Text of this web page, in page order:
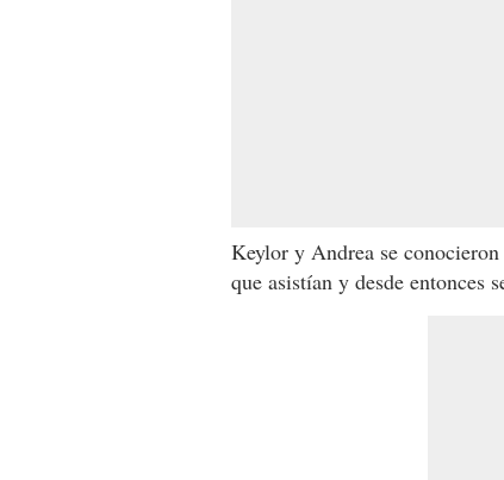
Keylor y Andrea se
que asistían y desde entonces